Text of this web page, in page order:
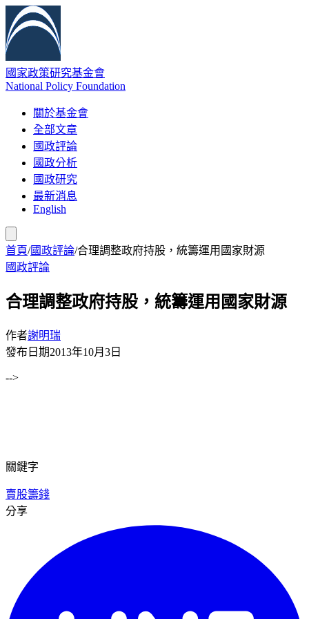
國家政策研究基金會
National Policy Foundation
關於基金會
全部文章
國政評論
國政分析
國政研究
最新消息
English
首頁/國政評論/合理調整政府持股，統籌運用國家財源
國政評論
合理調整政府持股，統籌運用國家財源
作者謝明瑞
發布日期2013年10月3日
-->
關鍵字
賣股籌錢
分享